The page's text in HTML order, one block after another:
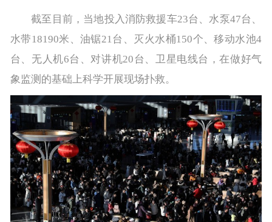
截至目前，当地投入消防救援车23台、水泵47台、
水带18190米、油锯21台、灭火水桶150个、移动水池4
台、无人机6台、对讲机20台、卫星电线台，在做好气
象监测的基础上科学开展现场扑救。